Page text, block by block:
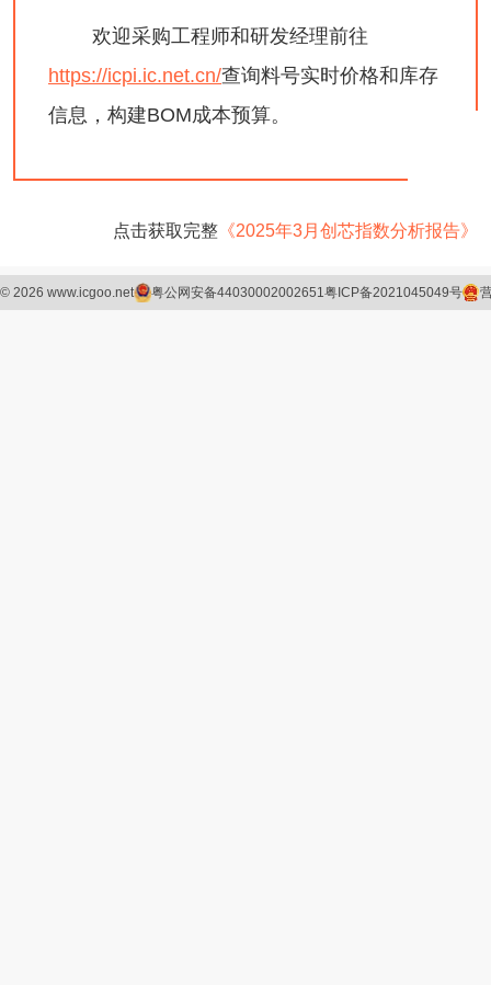
欢迎采购工程师和研发经理前往
https://icpi.ic.net.cn/查询料号实时价格和库存
信息，构建BOM成本预算。
点击获取完整 《2025年3月创芯指数分析报告》
© 2026 www.icgoo.net 粤公网安备44030002002651粤ICP备2021045049号